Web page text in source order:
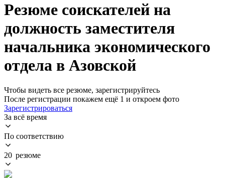
Резюме соискателей на
должность заместителя
начальника экономического
отдела в Азовской
Чтобы видеть все резюме, зарегистрируйтесь
После регистрации покажем ещё 1 и откроем фото
Зарегистрироваться
За всё время
По соответствию
20 резюме